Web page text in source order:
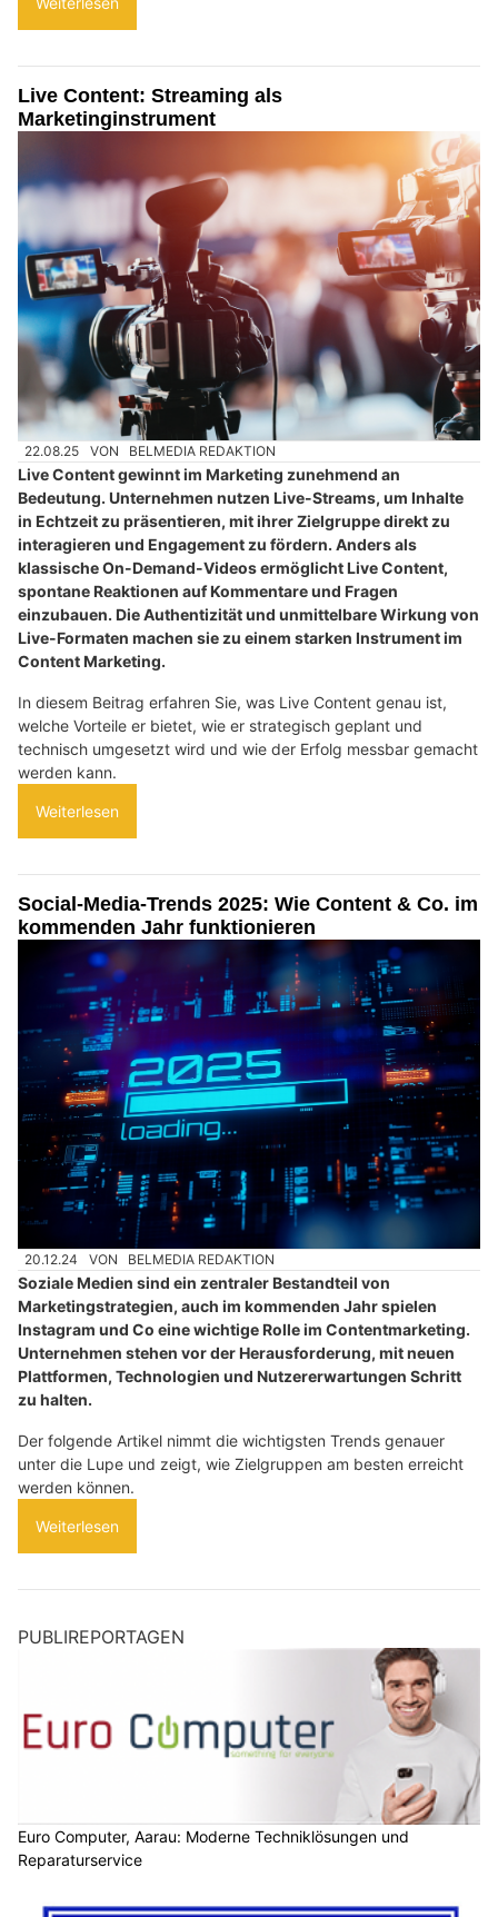
Live Content: Streaming als
Marketinginstrument
22.08.25 VON BELMEDIA REDAKTION
Live Content gewinnt im Marketing zunehmend an
Bedeutung. Unternehmen nutzen Live-Streams, um Inhalte
in Echtzeit zu präsentieren, mit ihrer Zielgruppe direkt zu
interagieren und Engagement zu fördern. Anders als
klassische On-Demand-Videos ermöglicht Live Content,
spontane Reaktionen auf Kommentare und Fragen
einzubauen. Die Authentizität und unmittelbare Wirkung von
Live-Formaten machen sie zu einem starken Instrument im
Content Marketing.
In diesem Beitrag erfahren Sie, was Live Content genau ist,
welche Vorteile er bietet, wie er strategisch geplant und
technisch umgesetzt wird und wie der Erfolg messbar gemacht
werden kann.
Weiterlesen
Social-Media-Trends 2025: Wie Content & Co. im
kommenden Jahr funktionieren
20.12.24 VON BELMEDIA REDAKTION
Soziale Medien sind ein zentraler Bestandteil von
Marketingstrategien, auch im kommenden Jahr spielen
Instagram und Co eine wichtige Rolle im Contentmarketing.
Unternehmen stehen vor der Herausforderung, mit neuen
Plattformen, Technologien und Nutzererwartungen Schritt
zu halten.
Der folgende Artikel nimmt die wichtigsten Trends genauer
unter die Lupe und zeigt, wie Zielgruppen am besten erreicht
werden können.
Weiterlesen
PUBLIREPORTAGEN
Euro Computer, Aarau: Moderne Techniklösungen und
Reparaturservice